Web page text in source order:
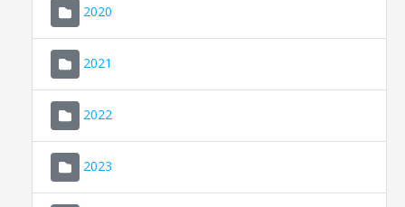
2020
2021
2022
2023